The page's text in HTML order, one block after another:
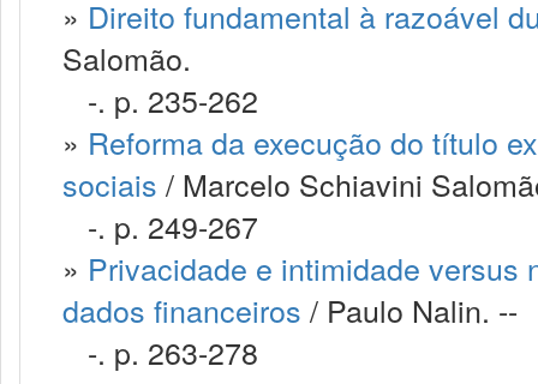
» Direito fundamental à razoável
Salomão.
-. p. 235-262
» Reforma da execução do título
sociais / Marcelo Schiavini
-. p. 249-267
» Privacidade e intimidade versus
dados financeiros / Paulo Nalin. --
-. p. 263-278